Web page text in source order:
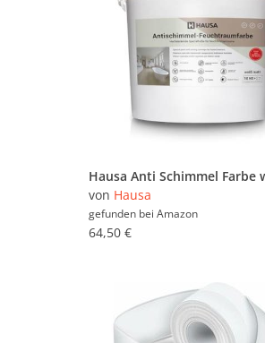
von Hausa
gefunden bei Amazon
64,50 €